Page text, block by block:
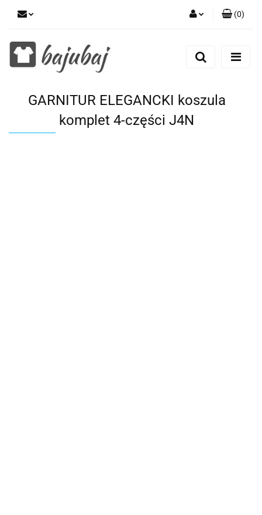
Zarejestruj się
Zgody cookies
(0)
GARNITUR ELEGANCKI koszula
komplet 4-części J4N